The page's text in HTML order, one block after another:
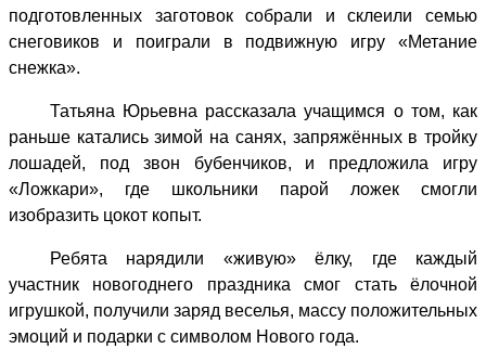
подготовленных заготовок собрали и склеили семью
снеговиков и поиграли в подвижную игру «Метание
снежка».
Татьяна Юрьевна рассказала учащимся о том, как
раньше катались зимой на санях, запряжённых в тройку
лошадей, под звон бубенчиков, и предложила игру
«Ложкари», где школьники парой ложек смогли
изобразить цокот копыт.
Ребята нарядили «живую» ёлку, где каждый
участник новогоднего праздника смог стать ёлочной
игрушкой, получили заряд веселья, массу положительных
эмоций и подарки с символом Нового года.